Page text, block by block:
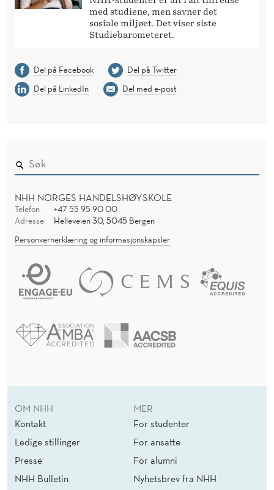
med studiene, men savner det
sosiale miljøet. Det viser siste
Studiebarometeret.
Del på Facebook
Del på Twitter
Del på LinkedIn
Del med e-post
NHH NORGES HANDELSHØYSKOLE
Telefon
+47 55 95 90 00
Adresse
Helleveien 30, 5045 Bergen
Personvernerklæring og informasjonskapsler
OM NHH
Kontakt
Ledige stillinger
Presse
NHH Bulletin
MER
For studenter
For ansatte
For alumni
Nyhetsbrev fra NHH